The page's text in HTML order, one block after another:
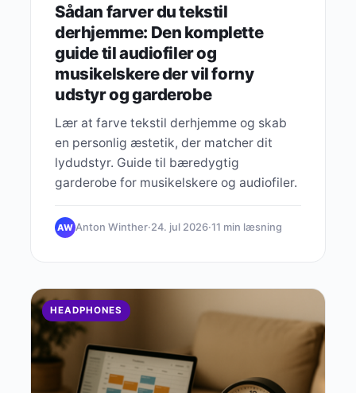
Sådan farver du tekstil
derhjemme: Den komplette
guide til audiofiler og
musikelskere der vil forny
udstyr og garderobe
Lær at farve tekstil derhjemme og skab
en personlig æstetik, der matcher dit
lydudstyr. Guide til bæredygtig
garderobe for musikelskere og audiofiler.
AW Anton Winther·24. jul 2026·11 min læsning
HEADPHONES